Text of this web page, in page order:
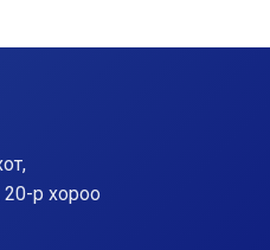
20-р хороо